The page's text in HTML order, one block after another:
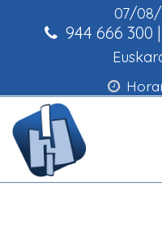
07/
944 666 300 |